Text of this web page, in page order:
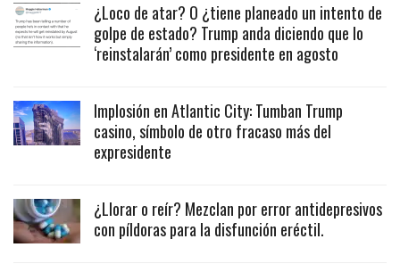
¿Loco de atar? O ¿tiene planeado un intento de
golpe de estado? Trump anda diciendo que lo
‘reinstalarán’ como presidente en agosto
Implosión en Atlantic City: Tumban Trump
casino, símbolo de otro fracaso más del
expresidente
¿Llorar o reír? Mezclan por error antidepresivos
con píldoras para la disfunción eréctil.